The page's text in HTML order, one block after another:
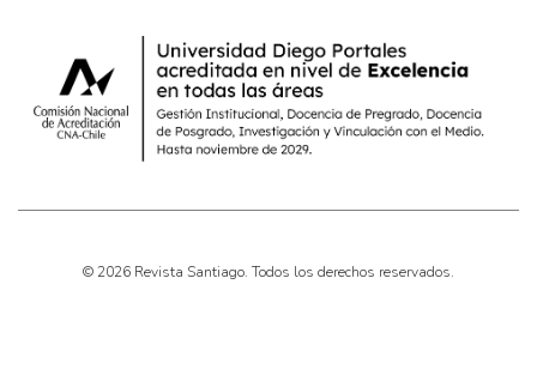
© 2026 Revista Santiago. Todos los derechos reservados.